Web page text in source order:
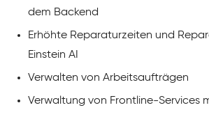
dem Backend
Erhöhte Reparaturzeiten und
Einstein AI
Verwalten von Arbeitsaufträgen
Verwaltung von Frontline-Services